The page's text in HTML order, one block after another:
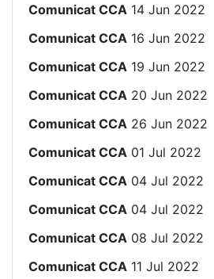
Comunicat CCA 14 Jun 2022
Comunicat CCA 16 Jun 2022
Comunicat CCA 19 Jun 2022
Comunicat CCA 20 Jun 2022
Comunicat CCA 26 Jun 2022
Comunicat CCA 01 Jul 2022
Comunicat CCA 04 Jul 2022
Comunicat CCA 04 Jul 2022
Comunicat CCA 08 Jul 2022
Comunicat CCA 11 Jul 2022